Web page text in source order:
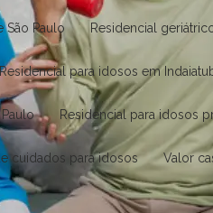
São Paulo Residencial
Residencial para idosos em
Residencial para idosos
cuidados para idosos Valor